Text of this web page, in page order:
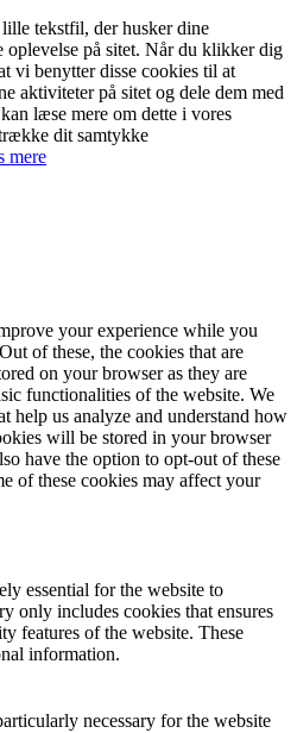
tekstfil, der husker dine
oplevelse på sitet. Når du klikker dig
vi benytter disse cookies til at
aktiviteter på sitet og dele dem med
læse mere om dette i vores
dit samtykke
mere
your experience while you
of these, the cookies that are
on your browser as they are
functionalities of the website. We
help us analyze and understand how
will be stored in your browser
have the option to opt-out of these
of these cookies may affect your
essential for the website to
only includes cookies that ensures
features of the website. These
information.
necessary for the website